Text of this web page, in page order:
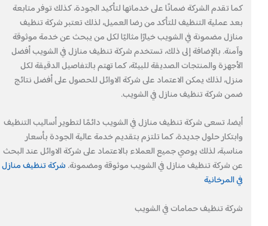
كما تقدم الشركة ضمانًا على خدماتها لتأكيد الجودة، كذلك توفر متابعة
بعد عملية التنظيف للتأكد من رضا العميل، لذلك تعتبر شركة تنظيف
منازل مضمونة في الشويب خيارًا مثاليًا لكل من يبحث عن خدمة موثوقة
وآمنة. بالإضافة إلى ذلك، تستخدم شركة تنظيف منازل في الشويب أفضل
الأجهزة والمنتجات الصديقة للبيئة، كما تهتم بالتفاصيل الدقيقة لكل
منزل، لذلك يمكن الاعتماد على شركة الاوائل للحصول على أفضل نتائج
ضمن شركة تنظيف منازل في الشويب.
أيضا، تسعى شركة تنظيف منازل في الشويب دائمًا لتطوير أساليب التنظيف
وابتكار حلول جديدة، كما تلتزم بتقديم خدمة عالية الجودة بأسعار
مناسبة، لذلك يوصي جميع العملاء بالاعتماد على شركة الاوائل عند البحث
عن شركة تنظيف منازل في الشويب موثوقة ومضمونة.شركة تنظيف منازل
في المرخانية
شركة تنظيف حمامات في الشويب